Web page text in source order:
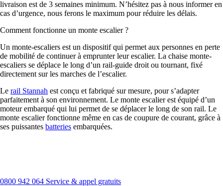
livraison est de 3 semaines minimum. N’hésitez pas à nous informer en
cas d’urgence, nous ferons le maximum pour réduire les délais.
Comment fonctionne un monte escalier ?
Un monte-escaliers est un dispositif qui permet aux personnes en perte
de mobilité de continuer à emprunter leur escalier. La chaise monte-
escaliers se déplace le long d’un rail-guide droit ou tournant, fixé
directement sur les marches de l’escalier.
Le rail Stannah est conçu et fabriqué sur mesure, pour s’adapter
parfaitement à son environnement. Le monte escalier est équipé d’un
moteur embarqué qui lui permet de se déplacer le long de son rail. Le
monte escalier fonctionne même en cas de coupure de courant, grâce à
ses puissantes batteries embarquées.
0800 942 064 Service & appel gratuits